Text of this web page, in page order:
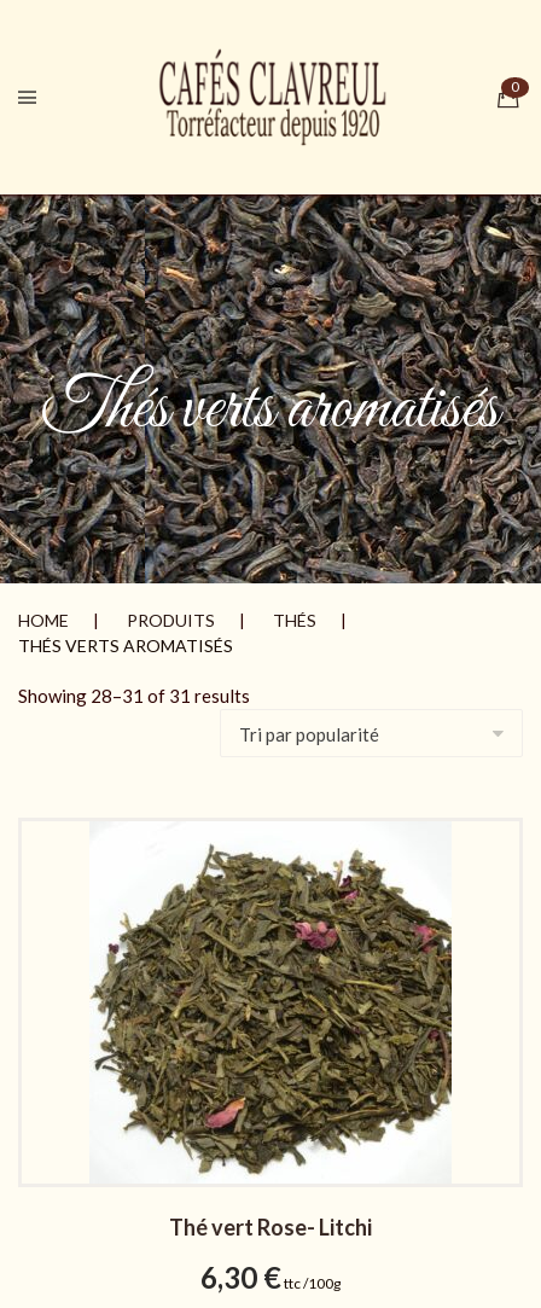
Thés verts aromatisés
HOME PRODUITS
THÉS
THÉS VERTS AROMATISÉS
Showing 28–31 of 31 results
Thé vert Rose- Litchi
6,30 €ttc /100g